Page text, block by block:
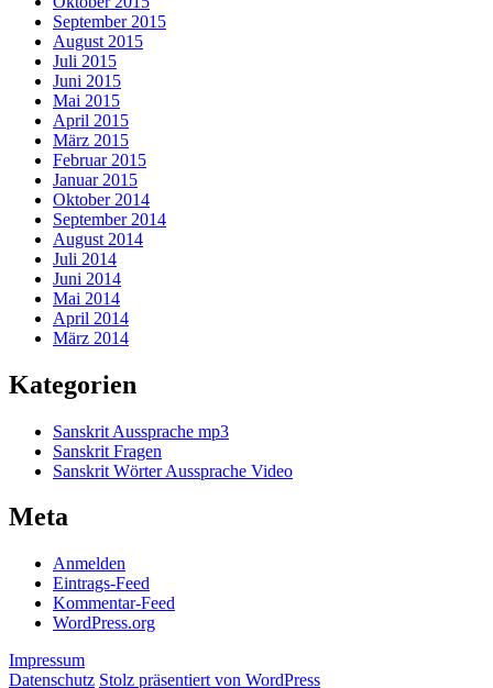
September 2015
August 2015
Juli 2015
Juni 2015
Mai 2015
April 2015
März 2015
Februar 2015
Januar 2015
Oktober 2014
September 2014
August 2014
Juli 2014
Juni 2014
Mai 2014
April 2014
März 2014
Kategorien
Sanskrit Aussprache mp3
Sanskrit Fragen
Sanskrit Wörter Aussprache Video
Meta
Anmelden
Eintrags-Feed
Kommentar-Feed
WordPress.org
Impressum
Datenschutz Stolz präsentiert von WordPress